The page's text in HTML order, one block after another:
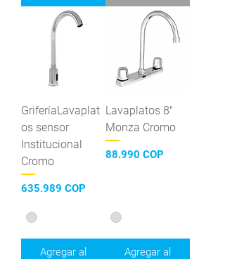
GriferíaLavaplat
os sensor
Institucional
Cromo
Precio
635.989 COP
Agregar al
Lavaplatos 8"
Monza Cromo
Precio
88.990 COP
Agregar al